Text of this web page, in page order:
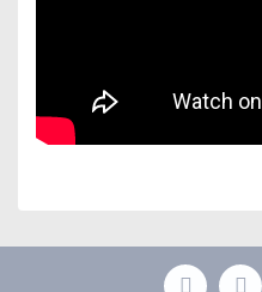
formunu kullanarak
Görüş ve önerileriniz için